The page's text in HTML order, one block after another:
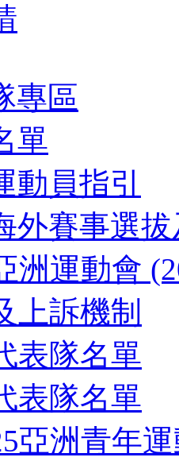
專區
單
動員指引
外賽事選
洲運動會
上訴機制
表隊名單
表隊名單
亞洲青年